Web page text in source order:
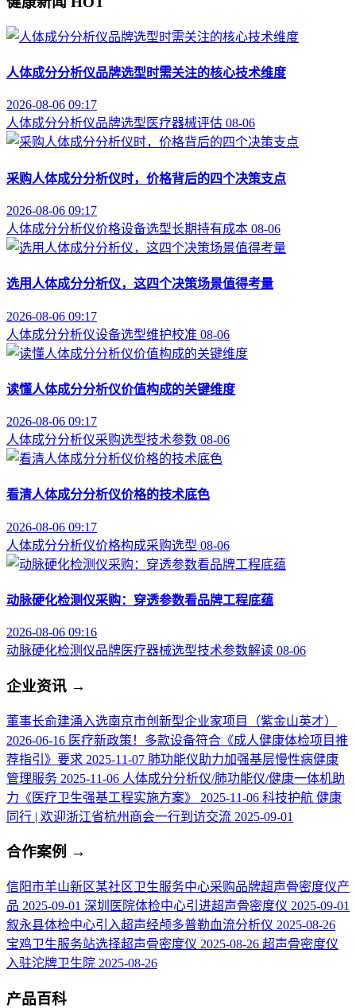
人体成分分析仪品牌选型时需关注的核心技术维度
2026-08-06 09:17
人体成分分析仪品牌选型 医疗器械评估 08-06
采购人体成分分析仪时，价格背后的四个决策支点
2026-08-06 09:17
人体成分分析仪价格设备选型长期持有成本 08-06
选用人体成分分析仪，这四个决策场景值得考量
2026-08-06 09:17
人体成分分析仪设备选型维护校准 08-06
读懂人体成分分析仪价值构成的关键维度
2026-08-06 09:17
人体成分分析仪采购选型技术参数 08-06
看清人体成分分析仪价格的技术底色
2026-08-06 09:17
人体成分分析仪价格构成采购选型 08-06
动脉硬化检测仪采购：穿透参数看品牌工程底蕴
2026-08-06 09:16
动脉硬化检测仪品牌医疗器械选型技术参数解读 08-06
企业资讯 →
董事长俞建涌入选南京市创新型企业家项目（紫金山英才）
2026-06-16 医疗新政策！多款设备符合《成人健康体检项目推
荐指引》要求 2025-11-07 肺功能仪助力加强基层慢性病健康
管理服务 2025-11-06 人体成分分析仪/肺功能仪/健康一体机助
力《医疗卫生强基工程实施方案》
2025-11-06 科技护航 健康
同行 | 欢迎浙江省杭州商会一行到访交流 2025-09-01
合作案例 →
信阳市羊山新区某社区卫生服务中心采购品牌超声骨密度仪产
品 2025-09-01 深圳医院体检中心引进超声骨密度仪 2025-09-01
叙永县体检中心引入超声经颅多普勒血流分析仪 2025-08-26
宝鸡卫生服务站选择超声骨密度仪 2025-08-26 超声骨密度仪
入驻沱牌卫生院 2025-08-26
产品百科